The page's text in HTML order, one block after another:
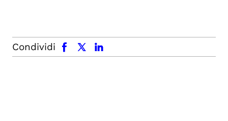
Condividi
facebook x.com linkedin